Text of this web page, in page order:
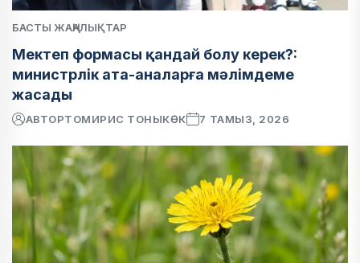
БАСТЫ ЖАҢАЛЫҚТАР
Мектеп формасы қандай болу керек?:
министрлік ата-аналарға мәлімдеме
жасады
АВТОРТОМИРИС ТОНЫКӨК 7 ТАМЫЗ, 2026